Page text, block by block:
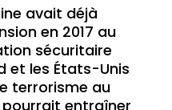
avait déjà
en 2017 au
sécuritaire
et les États-Unis
terrorisme au
entraîner